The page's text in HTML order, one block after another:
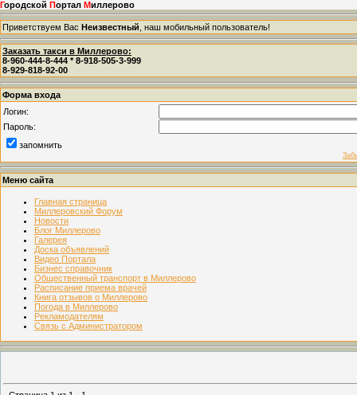
Городской Портал Миллерово
Приветствуем Вас Неизвестный , наш мобильный пользователь!
Заказать такси в Миллерово:
8-960-444-8-444 * 8-918-505-3-999
8-929-818-92-00
Форма входа
Логин:
Пароль:
запомнить
Меню сайта
Главная страница
Миллеровский Форум
Новости
Блог Миллерово
Галерея
Доска объявлений
Видео Портала
Бизнес справочник
Общественный транспорт в Миллерово
Расписание приема врачей
Книга отзывов о Миллерово
Погода в Миллерово
Рекламодателям
Связь с Администратором